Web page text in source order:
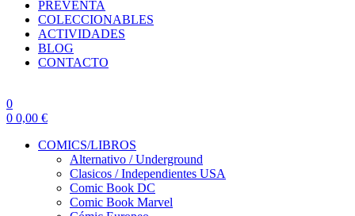
PREVENTA
COLECCIONABLES
ACTIVIDADES
BLOG
CONTACTO
0
0 0,00 €
COMICS/LIBROS
Alternativo / Underground
Clasicos / Independientes USA
Comic Book DC
Comic Book Marvel